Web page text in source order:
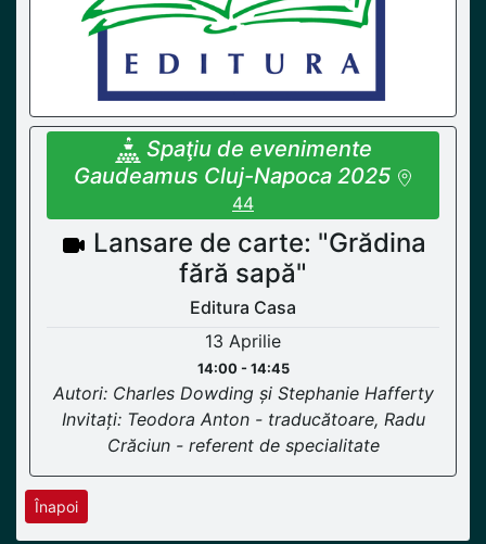
Spaţiu de evenimente
Gaudeamus Cluj-Napoca 2025
44
Lansare de carte: "Grădina
fără sapă"
Editura Casa
13 Aprilie
14:00 - 14:45
Autori: Charles Dowding și Stephanie Hafferty
Invitați: Teodora Anton - traducătoare, Radu
Crăciun - referent de specialitate
Înapoi